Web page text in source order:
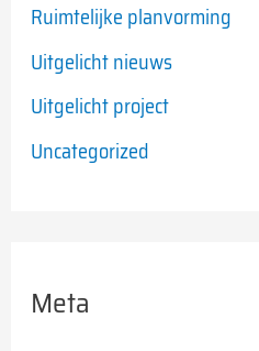
Ruimtelijke planvorming
Uitgelicht nieuws
Uitgelicht project
Uncategorized
Meta